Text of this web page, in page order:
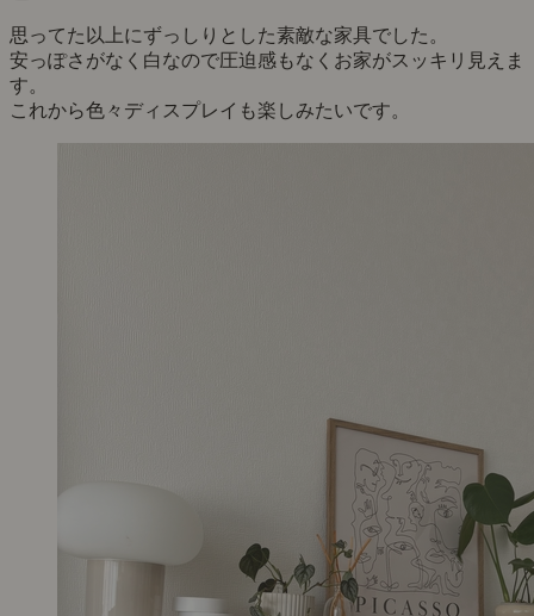
思ってた以上にずっしりとした素敵な家具でした。
安っぽさがなく白なので圧迫感もなくお家がスッキリ見えま
す。
これから色々ディスプレイも楽しみたいです。